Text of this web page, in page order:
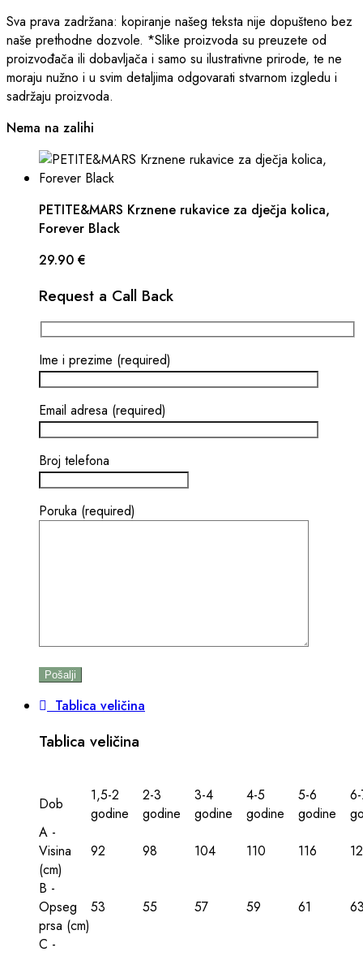
Sva prava zadržana: kopiranje našeg teksta nije dopušteno bez
naše prethodne dozvole. *Slike proizvoda su preuzete od
proizvođača ili dobavljača i samo su ilustrativne prirode, te ne
moraju nužno i u svim detaljima odgovarati stvarnom izgledu i
sadržaju proizvoda.
Nema na zalihi
PETITE&MARS Krznene rukavice za dječja kolica,
Forever Black
29.90 €
Request a Call Back
Ime i prezime (required)
Email adresa (required)
Broj telefona
Poruka (required)
Tablica veličina
Tablica veličina
Dob
1,5-2
godine
2-3
godine
3-4
godine
4-5
godine
5-6
godine
A -
Visina
(сm)
92 98 104 110 116
B -
Opseg
prsa (сm)
53 55 57 59 61
C -